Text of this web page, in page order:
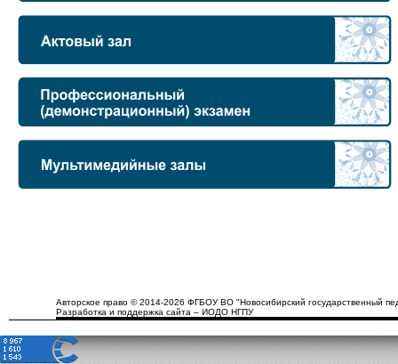
Авторское право © 2014-2026 ФГБОУ ВО "Новосибирский государственный
Разработка и поддержка сайта – ИОДО НГПУ